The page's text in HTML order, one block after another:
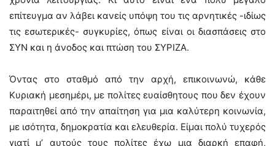
επίτευγμα αν λάβει κανείς υπόψη του τις αρνητικές -ιδίως
τις εσωτερικές- συγκυρίες, όπως είναι οι διασπάσεις στο
ΣΥΝ και η άνοδος και πτώση του ΣΥΡΙΖΑ.
Όντας στο σταθμό από την αρχή, επικοινωνώ, κάθε
Κυριακή μεσημέρι, με πολίτες ευαίσθητους που δεν έχουν
παραιτηθεί από την απαίτηση για μια καλύτερη κοινωνία,
με ισότητα, δημοκρατία και ελευθερία. Είμαι πολύ τυχερός
γιατί μ’ αυτούς τους πολίτες έχω μια διαρκή επαφή,